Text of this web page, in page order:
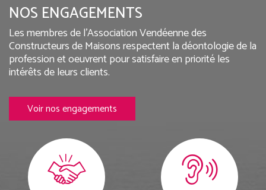
NOS ENGAGEMENTS
Les membres de l'Association Vendéenne des
Constructeurs de Maisons respectent la déontologie de la
profession et oeuvrent pour satisfaire en priorité les
intérêts de leurs clients.
Voir nos engagements